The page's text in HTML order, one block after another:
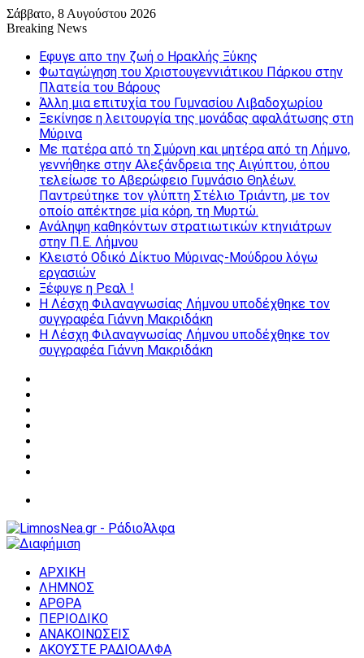
Σάββατο, 8 Αυγούστου 2026
Breaking News
Εφυγε απο την ζωή o Ηρακλής Ξύκης
Φωταγώγηση του Χριστουγεννιάτικου Πάρκου στην
Πλατεία του Βάρους
Άλλη μια επιτυχία του Γυμνασίου Λιβαδοχωρίου
Ξεκίνησε η λειτουργία της μονάδας αφαλάτωσης στη
Μύρινα
Με πατέρα από τη Σμύρνη και μητέρα από τη Λήμνο,
γεννήθηκε στην Αλεξάνδρεια της Αιγύπτου, όπου
τελείωσε το Αβερώφειο Γυμνάσιο Θηλέων.
Παντρεύτηκε τον γλύπτη Στέλιο Τριάντη, με τον
οποίο απέκτησε μία κόρη, τη Μυρτώ.
Ανάληψη καθηκόντων στρατιωτικών κτηνιάτρων
στην Π.Ε. Λήμνου
Κλειστό Οδικό Δίκτυο Μύρινας-Μούδρου λόγω
εργασιών
Ξέφυγε η Ρεαλ !
Η Λέσχη Φιλαναγνωσίας Λήμνου υποδέχθηκε τον
συγγραφέα Γιάννη Μακριδάκη
Η Λέσχη Φιλαναγνωσίας Λήμνου υποδέχθηκε τον
συγγραφέα Γιάννη Μακριδάκη
ΑΡΧΙΚΗ
ΛΗΜΝΟΣ
ΑΡΘΡΑ
ΠΕΡΙΟΔΙΚΟ
ΑΝΑΚΟΙΝΩΣΕΙΣ
ΑΚΟΥΣΤΕ ΡΑΔΙΟΑΛΦΑ